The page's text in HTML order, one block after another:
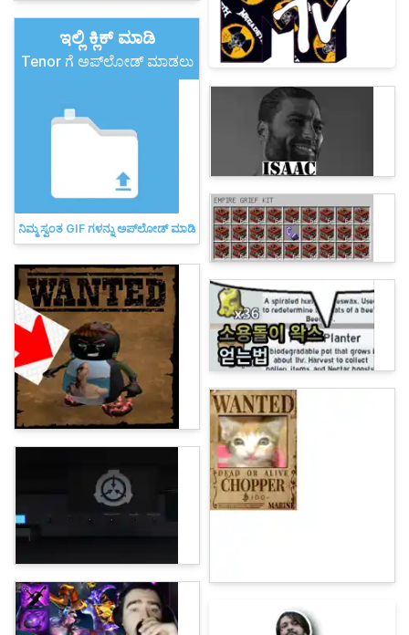
ಇಲ್ಲಿ ಕ್ಲಿಕ್ ಮಾಡಿ
Tenor ಗೆ ಅಪ್‌ಲೋಡ್ ಮಾಡಲು
ನಿಮ್ಮ ಸ್ವಂತ GIF ಗಳನ್ನು ಅಪ್‌ಲೋಡ್ ಮಾಡಿ